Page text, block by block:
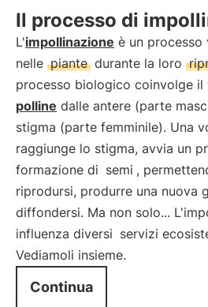
Il processo di
L'impollinazione è un processo
nelle piante durante la loro
processo biologico coinvolge il
polline dalle antere (parte
stigma (parte femminile). Una
raggiunge lo stigma, avvia un
formazione di semi ,
riprodursi, produrre una nuova
diffondersi. Ma non solo...
influenza diversi servizi
Vediamoli insieme.
Continua